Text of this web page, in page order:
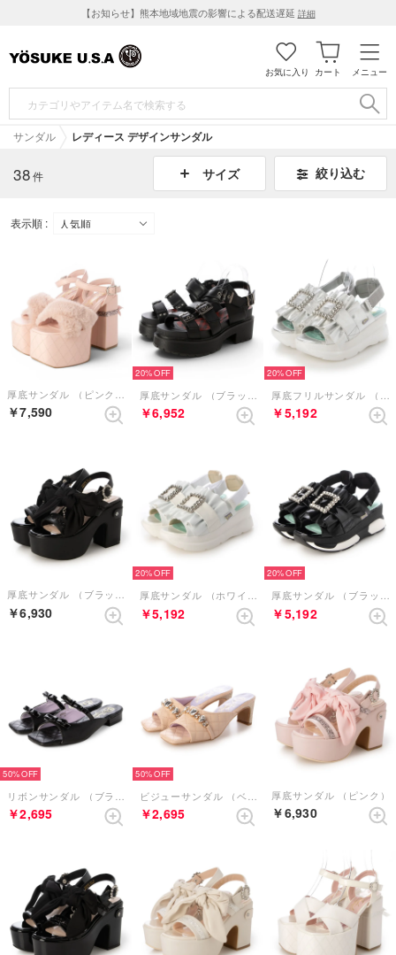
【お知らせ】熊本地域地震の影響による配送遅延 詳細
メニュー
カート
お気に入り
サンダル レディース デザインサンダル
38件 サイズ 絞り込む
表示順 :
￥7,590
20%
￥6,952
20%
￥5,192
厚底サンダル （ブラック）
￥6,930
20%
厚底サンダル （ホワイト）
￥5,192
20%
厚底サンダル （ブラック）
￥5,192
50%
リボンサンダル （ブラック）
￥2,695
50%
ビジューサンダル （ベージュ）
￥2,695
厚底サンダル （ピンク）
￥6,930